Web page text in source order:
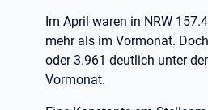
Im April waren in NRW
mehr als im Vormonat.
oder 3.961 deutlich unter
Vormonat.